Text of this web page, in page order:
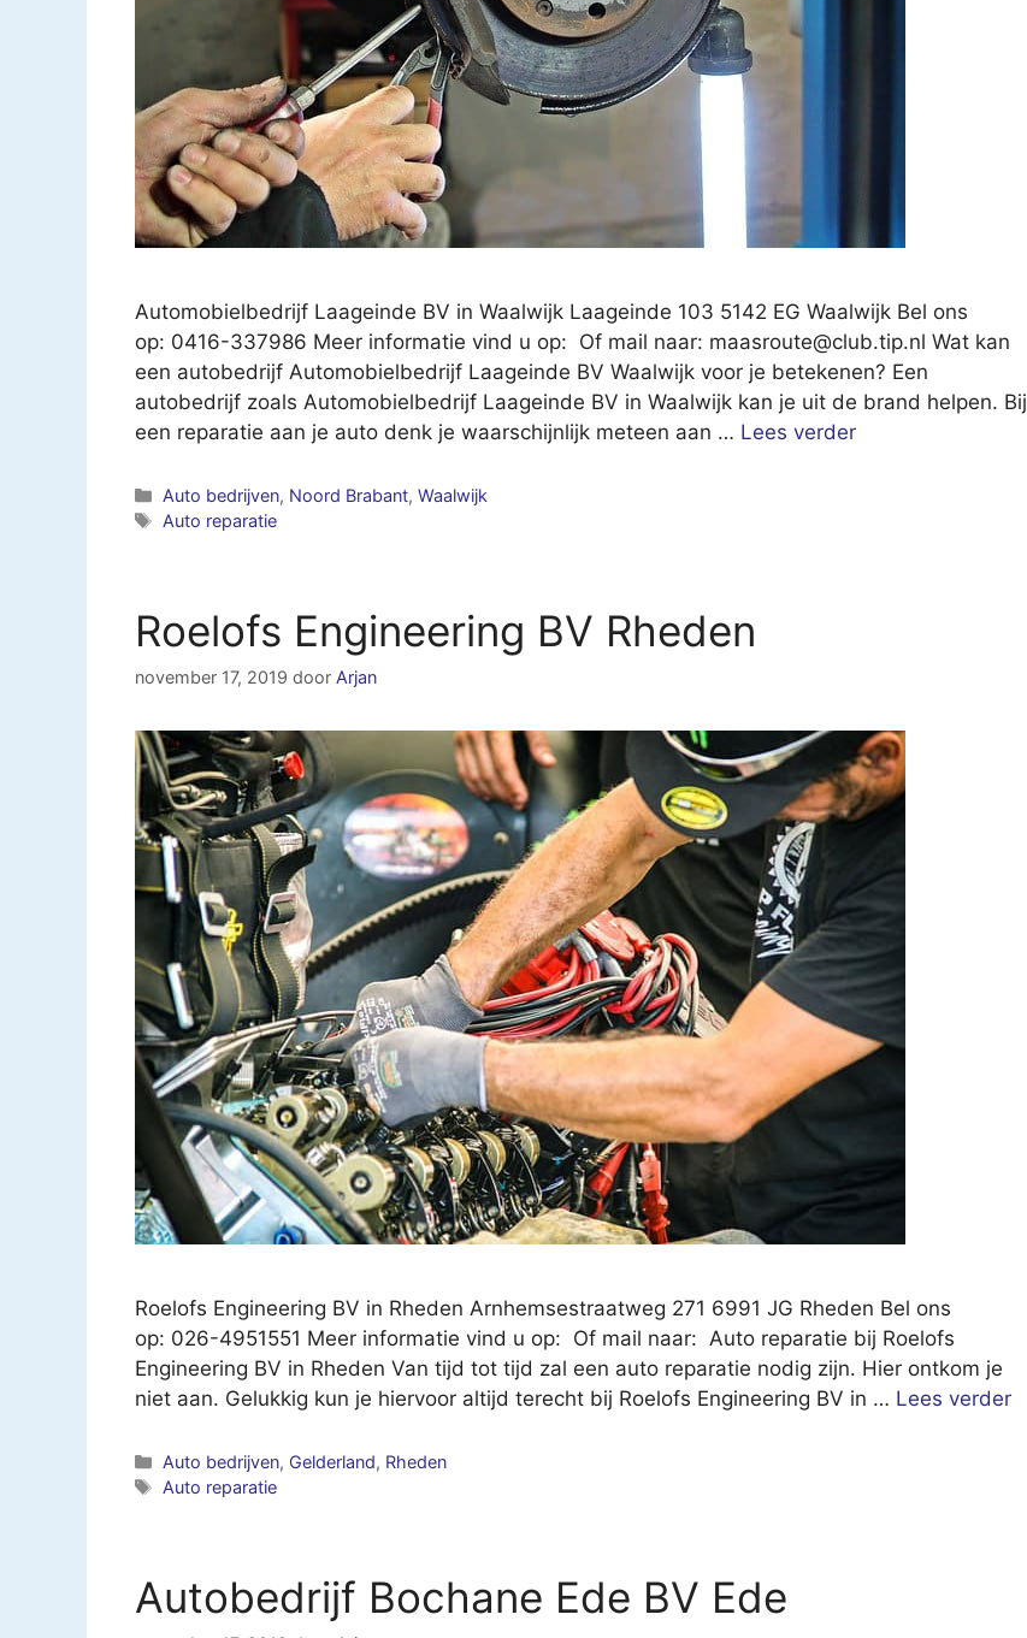
Automobielbedrijf Laageinde BV in Waalwijk Laageinde 103 5142 EG Waalwijk Bel ons
op: 0416-337986 Meer informatie vind u op: Of mail naar: maasroute@club.tip.nl Wat kan
een autobedrijf Automobielbedrijf Laageinde BV Waalwijk voor je betekenen? Een
autobedrijf zoals Automobielbedrijf Laageinde BV in Waalwijk kan je uit de brand helpen. Bij
een reparatie aan je auto denk je waarschijnlijk meteen aan … Lees verder
Categorieën
Auto bedrijven, Noord Brabant,Waalwijk
Tags
Auto reparatie
Roelofs Engineering BV Rheden
november 17, 2019 door Arjan
Roelofs Engineering BV in Rheden Arnhemsestraatweg 271 6991 JG Rheden Bel ons
op: 026-4951551 Meer informatie vind u op: Of mail naar: Auto reparatie bij Roelofs
Engineering BV in Rheden Van tijd tot tijd zal een auto reparatie nodig zijn. Hier ontkom je
niet aan. Gelukkig kun je hiervoor altijd terecht bij Roelofs Engineering BV in … Lees verder
Categorieën
Auto bedrijven, Gelderland, Rheden
Tags
Auto reparatie
Autobedrijf Bochane Ede BV Ede